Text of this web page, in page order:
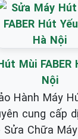
Mùi FABER
Nội
Hành Máy
cung cấp
Sửa Chữa